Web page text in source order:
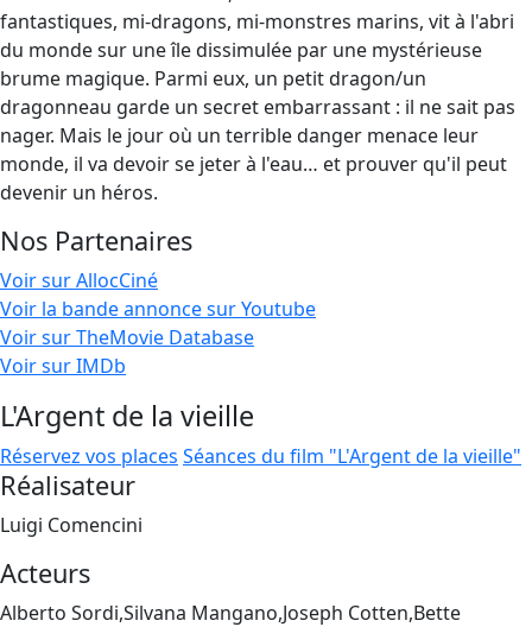
fantastiques, mi-dragons, mi-monstres marins, vit à l'abri
du monde sur une île dissimulée par une mystérieuse
brume magique. Parmi eux, un petit dragon/un
dragonneau garde un secret embarrassant : il ne sait pas
nager. Mais le jour où un terrible danger menace leur
monde, il va devoir se jeter à l'eau… et prouver qu'il peut
devenir un héros.
Nos Partenaires
Voir sur AllocCiné
Voir la bande annonce sur Youtube
Voir sur TheMovie Database
Voir sur IMDb
L'Argent de la vieille
Réservez vos places Séances du film "L'Argent de la vieille"
Réalisateur
Luigi Comencini
Acteurs
Alberto Sordi,Silvana Mangano,Joseph Cotten,Bette